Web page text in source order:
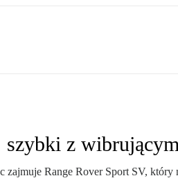
z
Range Rover Sport SV,